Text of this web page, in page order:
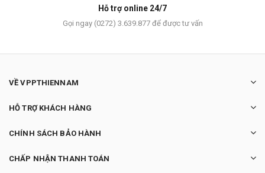
Hỗ trợ online 24/7
Gọi ngay (0272) 3.639.877 để được tư vấn
VỀ VPPTHIENNAM
HỖ TRỢ KHÁCH HÀNG
CHÍNH SÁCH BẢO HÀNH
CHẤP NHẬN THANH TOÁN